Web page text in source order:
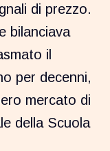
di prezzo.
bilanciava
il
per decenni,
mercato di
della Scuola